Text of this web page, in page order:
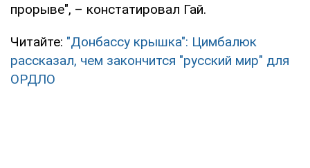
прорыве", – констатировал Гай.
Читайте: "Донбассу крышка": Цимбалюк
рассказал, чем закончится "русский мир" для
ОРДЛО